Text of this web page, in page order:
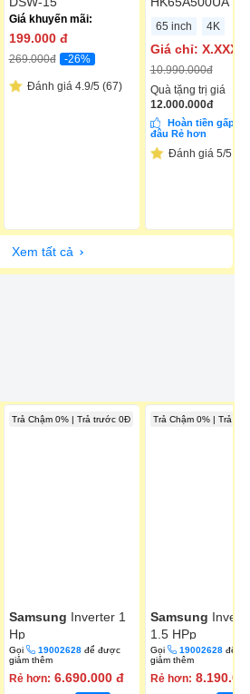
Giá khuyến mãi:
199.000 đ
269.000đ -26%
Đánh giá 4.9/5 (67)
65 inch 4K
Giá chỉ:
10.990.000đ
Quà tặng trị giá
12.000.000đ
Hoàn tiền gấp
đâu Rẻ hơn
Đánh giá 5/5
Xem tất cả
Trả Chậm 0% | Trả trước 0Đ
Samsung Inverter 1
Hp
AR10DYHZAWKNSV
Gọi 19002628để được
giảm thêm
Rẻ hơn: 6.690.000 đ
Trả Chậm 0% | Trả
Samsung
1.5 HPp
Gọi 19002628để
giảm thêm
Rẻ hơn: